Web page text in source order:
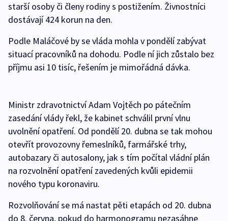
starší osoby či členy rodiny s postižením. Živnostníci
dostávají 424 korun na den.
Podle Maláčové by se vláda mohla v pondělí zabývat
situací pracovníků na dohodu. Podle ní jich zůstalo bez
příjmu asi 10 tisíc, řešením je mimořádná dávka.
Ministr zdravotnictví Adam Vojtěch po pátečním
zasedání vlády řekl, že kabinet schválil první vlnu
uvolnění opatření. Od pondělí 20. dubna se tak mohou
otevřít provozovny řemeslníků, farmářské trhy,
autobazary či autosalony, jak s tím počítal vládní plán
na rozvolnění opatření zavedených kvůli epidemii
nového typu koronaviru.
Rozvolňování se má nastat pěti etapách od 20. dubna
do 8. června, pokud do harmonogramu nezasáhne